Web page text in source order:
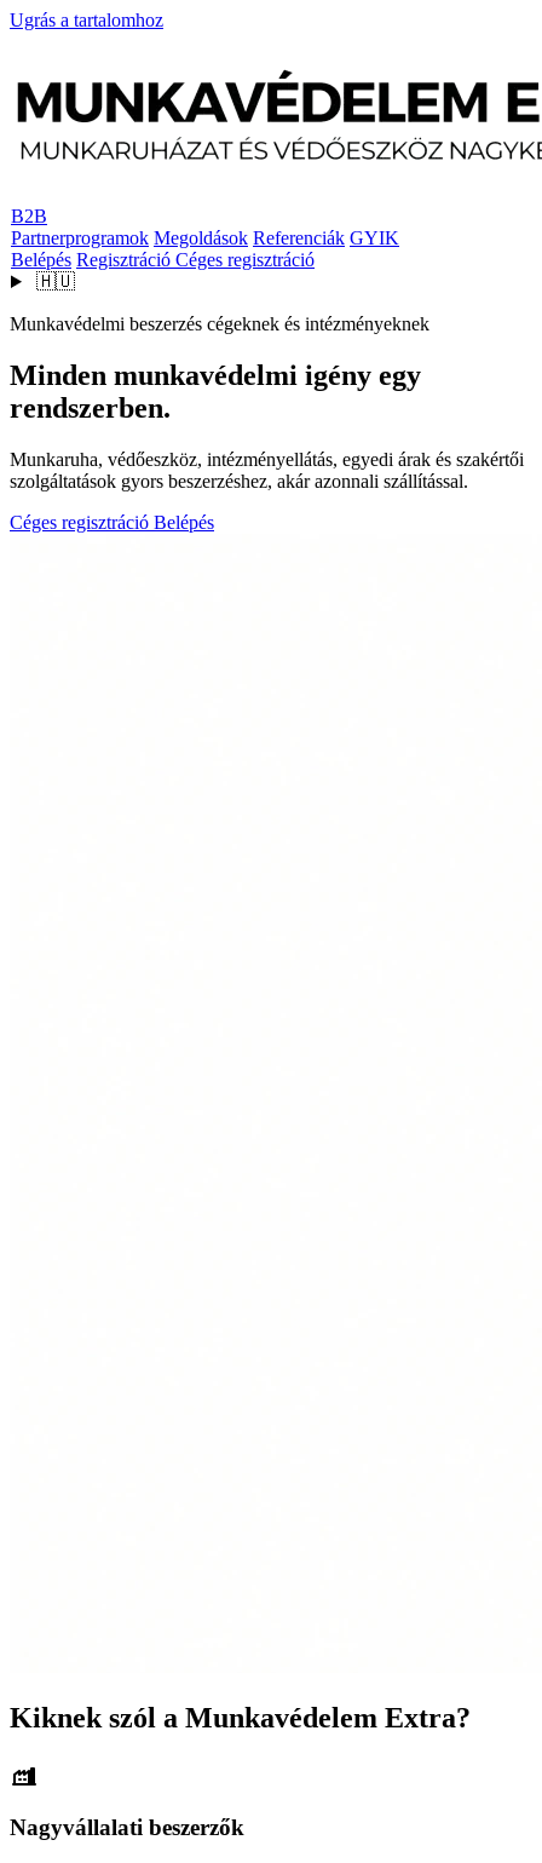
Ugrás a tartalomhoz
B2B
Partnerprogramok Megoldások Referenciák GYIK
Belépés Regisztráció Céges regisztráció
🇭🇺
Munkavédelmi beszerzés cégeknek és intézményeknek
Minden munkavédelmi igény egy
rendszerben.
Munkaruha, védőeszköz, intézményellátás, egyedi árak és szakértői
szolgáltatások gyors beszerzéshez, akár azonnali szállítással.
Céges regisztráció Belépés
Kiknek szól a Munkavédelem Extra?
Nagyvállalati beszerzők